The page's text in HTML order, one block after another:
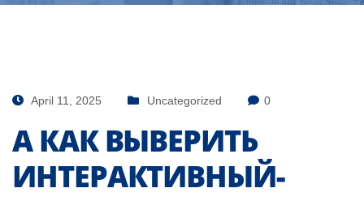
April 11, 2025 Uncategorized 0
А КАК ВЫВЕРИТЬ
ИНТЕРАКТИВНЫЙ-